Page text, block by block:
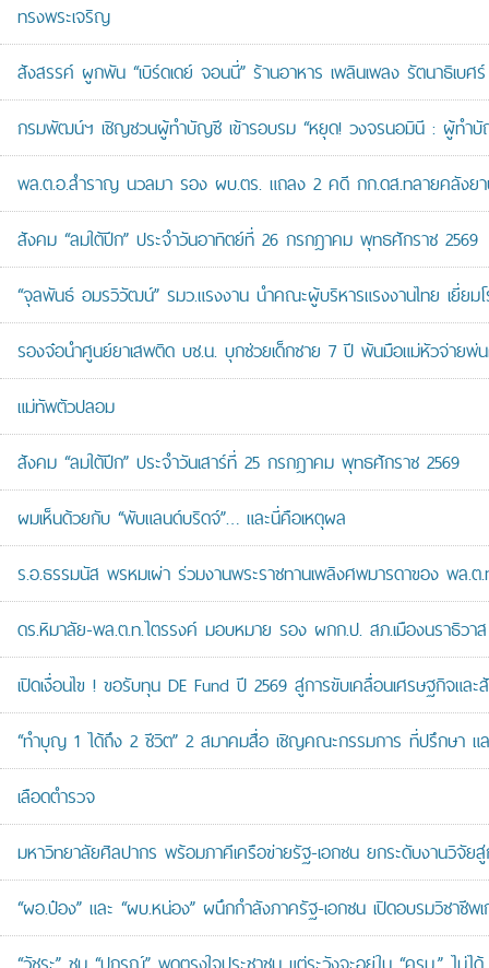
ทรงพระเจริญ
สังสรรค์ ผูกพัน “เบิร์ดเดย์ จอนนี่” ร้านอาหาร เพลินเพลง รัตนาธิเบศ
กรมพัฒน์ฯ เชิญชวนผู้ทำบัญชี เข้ารอบรม “หยุด! วงจรนอมินี : ผู้ทำ
พล.ต.อ.สำราญ นวลมา รอง ผบ.ตร. แถลง 2 คดี กก.ดส.ทลายคลังย
สังคม “ลมใต้ปีก” ประจำวันอาทิตย์ที่ 26 กรกฎาคม พุทธศักราช 2569
“จุลพันธ์ อมรวิวัฒน์” รมว.แรงงาน นำคณะผู้บริหารแรงงานไทย เยี่ยม
รองจ๋อนำศูนย์ยาเสพติด บช.น. บุกช่วยเด็กชาย 7 ปี พ้นมือแม่หัวจ่ายพ่น
แม่ทัพตัวปลอม
สังคม “ลมใต้ปีก” ประจำวันเสาร์ที่ 25 กรกฎาคม พุทธศักราช 2569
ผมเห็นด้วยกับ “พับแลนด์บริดจ์”… และนี่คือเหตุผล
ร.อ.ธรรมนัส พรหมเผ่า ร่วมงานพระราชทานเพลิงศพมารดาของ พล.
ดร.หิมาลัย-พล.ต.ท.ไตรรงค์ มอบหมาย รอง ผกก.ป. สภ.เมืองนราธิว
เปิดเงื่อนไข ! ขอรับทุน DE Fund ปี 2569 สู่การขับเคลื่อนเศรษฐกิจแล
“ทำบุญ 1 ได้ถึง 2 ชีวิต” 2 สมาคมสื่อ เชิญคณะกรรมการ ที่ปรึกษา แ
เลือดตำรวจ
มหาวิทยาลัยศิลปากร พร้อมภาคีเครือข่ายรัฐ-เอกชน ยกระดับงานวิจัยสู่
“ผอ.ป๋อง” และ “ผบ.หน่อง” ผนึกกำลังภาครัฐ-เอกชน เปิดอบรมวิชาชี